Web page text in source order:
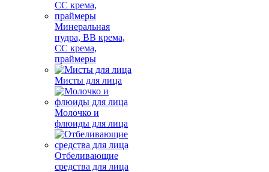
Минеральная
пудра, BB крема,
СС крема,
праймеры
Мисты для лица
Молочко и
флюиды для лица
Отбеливающие
средства для лица